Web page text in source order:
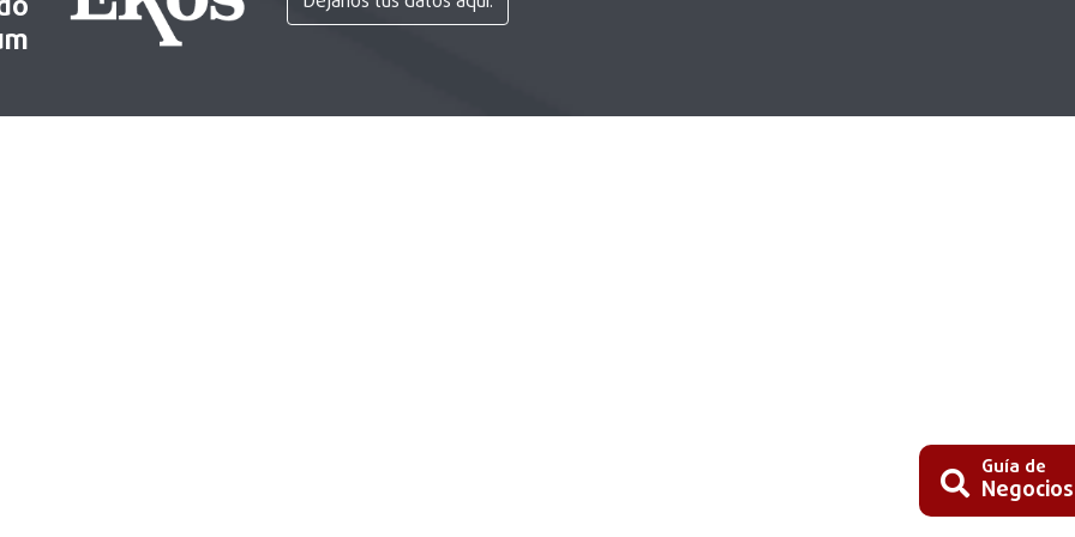
Guía de